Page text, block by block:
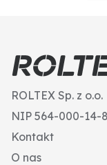
ROLTEX Sp. z o.o.
NIP 564-000-14-
Kontakt
O nas